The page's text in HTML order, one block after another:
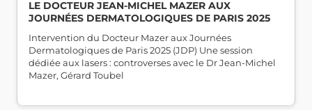
LE DOCTEUR JEAN-MICHEL MAZER AUX
JOURNÉES DERMATOLOGIQUES DE PARIS 2025
Intervention du Docteur Mazer aux Journées
Dermatologiques de Paris 2025 (JDP) Une session
dédiée aux lasers : controverses avec le Dr Jean-Michel
Mazer, Gérard Toubel